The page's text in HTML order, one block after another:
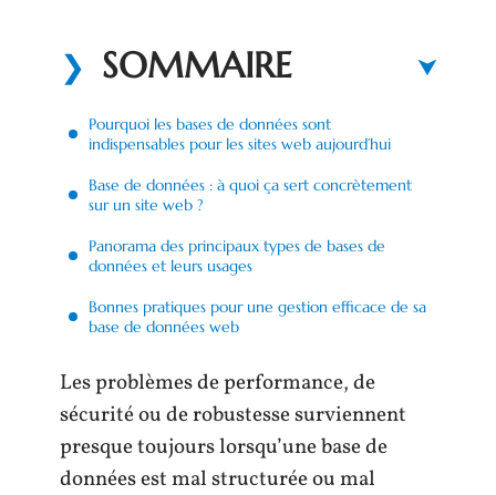
SOMMAIRE
Pourquoi les bases de données sont
indispensables pour les sites web aujourd’hui
Base de données : à quoi ça sert concrètement
sur un site web ?
Panorama des principaux types de bases de
données et leurs usages
Bonnes pratiques pour une gestion efficace de sa
base de données web
Les problèmes de performance, de
sécurité ou de robustesse surviennent
presque toujours lorsqu’une base de
données est mal structurée ou mal